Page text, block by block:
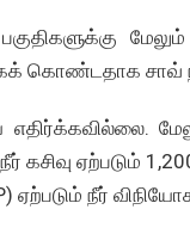
பகுதிகளுக்கு
கொண்டதாக சாவ்
கசிவு ஏற்படும்
ஏற்படும் நீர்